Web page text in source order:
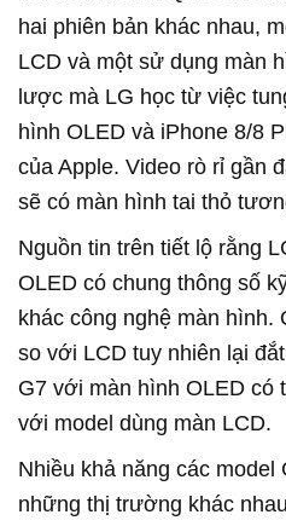
hai phiên bản khác nhau,
LCD và một sử dụng màn
lược mà LG học từ việc
hình OLED và iPhone 8/8
của Apple. Video rò rỉ gần
sẽ có màn hình tai thỏ
Nguồn tin trên tiết lộ rằng
OLED có chung thông số
khác công nghệ màn hình.
so với LCD tuy nhiên lại
G7 với màn hình OLED có
với model dùng màn LCD.
Nhiều khả năng các
những thị trường khác